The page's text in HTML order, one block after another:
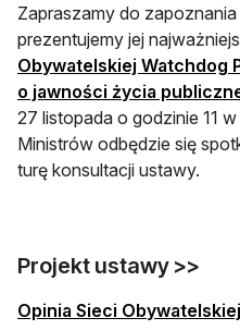
Zapraszamy do
prezentujemy jej
Obywatelskiej Watchdog
o jawności życia
27 listopada o godzinie 11
Ministrów odbędzie się
turę konsultacji ustawy.
Projekt ustawy >>
Opinia Sieci